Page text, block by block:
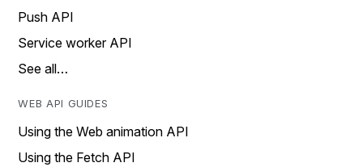
Push API
Service worker API
See all…
WEB API GUIDES
Using the Web animation API
Using the Fetch API